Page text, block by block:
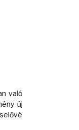
való
új